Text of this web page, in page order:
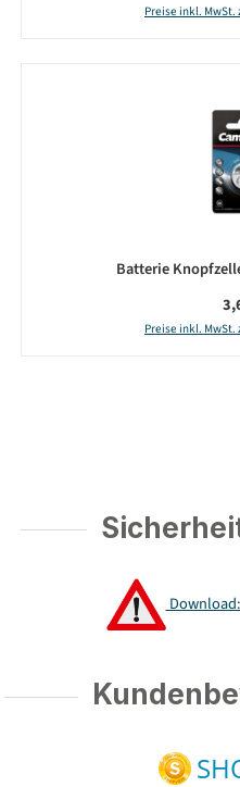
Preise inkl.
Batterie
Preise inkl.